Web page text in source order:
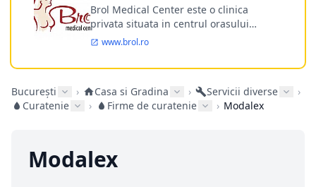
Brol Medical Center este o clinica
privata situata in centrul orasului
Timisoara avand o experienta de
Incepand din anul 2009 clinica isi
ultramodern.
www.brol.ro
București › Casa si Gradina › Servicii diverse
›
Curatenie
› Firme de curatenie › Modalex
Modalex